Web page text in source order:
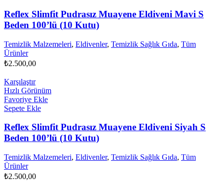
Reflex Slimfit Pudrasız Muayene Eldiveni Mavi S
Beden 100’lü (10 Kutu)
Temizlik Malzemeleri, Eldivenler, Temizlik Sağlık Gıda, Tüm
Ürünler
₺2.500,00
Karşılaştır
Hızlı Görünüm
Favoriye Ekle
Sepete Ekle
Reflex Slimfit Pudrasız Muayene Eldiveni Siyah S
Beden 100’lü (10 Kutu)
Temizlik Malzemeleri, Eldivenler, Temizlik Sağlık Gıda, Tüm
Ürünler
₺2.500,00